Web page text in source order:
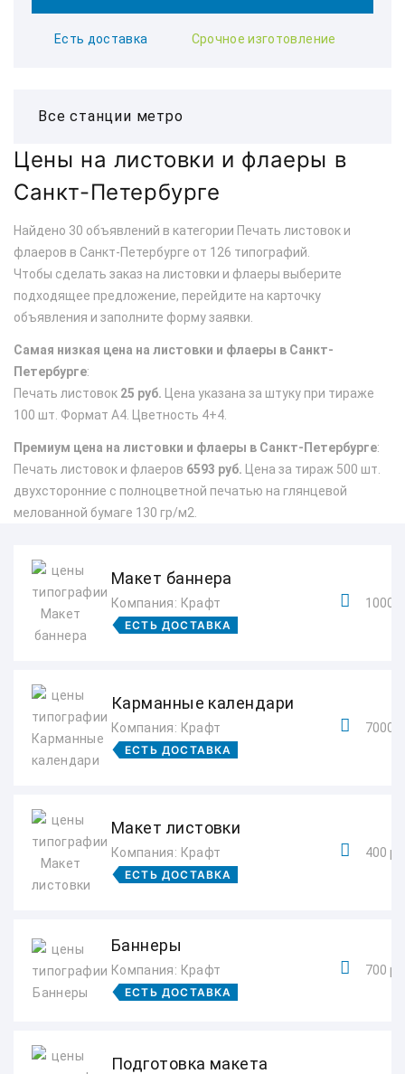
Есть доставка Срочное изготовление
Цены на листовки и флаеры в
Санкт-Петербурге
Найдено 30 объявлений в категории Печать листовок и
флаеров в Санкт-Петербурге от 126 типографий.
Чтобы сделать заказ на листовки и флаеры выберите
подходящее предложение, перейдите на карточку
объявления и заполните форму заявки.
Самая низкая цена на листовки и флаеры в Санкт-
Петербурге:
Печать листовок 25 руб. Цена указана за штуку при тираже
100 шт. Формат А4. Цветность 4+4.
Премиум цена на листовки и флаеры в Санкт-Петербурге:
Печать листовок и флаеров 6593 руб. Цена за тираж 500 шт.
двухсторонние с полноцветной печатью на глянцевой
мелованной бумаге 130 гр/м2.
Макет баннера
Компания: Крафт
ЕСТЬ ДОСТАВКА
1000
Карманные календари
Компания: Крафт
ЕСТЬ ДОСТАВКА
7000
Макет листовки
Компания: Крафт
ЕСТЬ ДОСТАВКА
400
Баннеры
Компания: Крафт
ЕСТЬ ДОСТАВКА
700
Подготовка макета